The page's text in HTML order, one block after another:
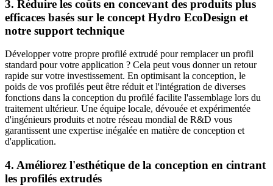
3. Réduire les coûts en concevant des produits plus
efficaces basés sur le concept Hydro EcoDesign et
notre support technique
Développer votre propre profilé extrudé pour remplacer un profil
standard pour votre application ? Cela peut vous donner un retour
rapide sur votre investissement. En optimisant la conception, le
poids de vos profilés peut être réduit et l'intégration de diverses
fonctions dans la conception du profilé facilite l'assemblage lors du
traitement ultérieur. Une équipe locale, dévouée et expérimentée
d'ingénieurs produits et notre réseau mondial de R&D vous
garantissent une expertise inégalée en matière de conception et
d'application.
4. Améliorez l'esthétique de la conception en cintrant
les profilés extrudés